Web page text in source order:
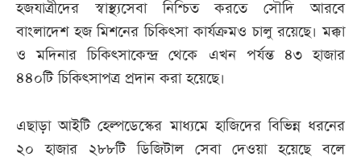
হজযাত্রীদের স্বাস্থ্যসেবা নিশ্চিত করতে সৌদি আরবে
বাংলাদেশ হজ মিশনের চিকিৎসা কার্যক্রমও চালু রয়েছে। মক্কা
ও মদিনার চিকিৎসাকেন্দ্র থেকে এখন পর্যন্ত ৪৩ হাজার
৪৪০টি চিকিৎসাপত্র প্রদান করা হয়েছে।
এছাড়া আইটি হেল্পডেস্কের মাধ্যমে হাজিদের বিভিন্ন ধরনের
২০ হাজার ২৮৮টি ডিজিটাল সেবা দেওয়া হয়েছে বলে